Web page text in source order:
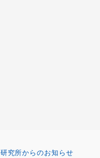
研究所からのお知らせ